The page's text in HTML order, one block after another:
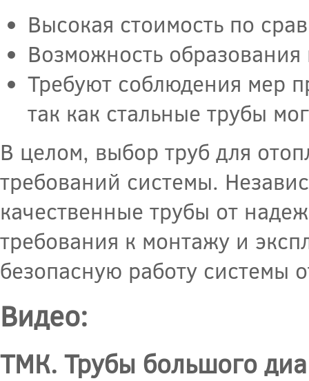
Высокая стоимость по
Возможность
Требуют соблюдения мер
так как стальные трубы
В целом, выбор труб для
требований системы.
качественные трубы от
требования к монтажу и
безопасную работу системы
Видео:
ТМК. Трубы большого